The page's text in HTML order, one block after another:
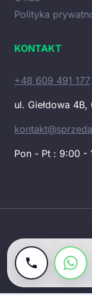
Polityka
KONTAKT
+48 609 491 177
ul. Giełdowa 4B,
Pon - Pt : 9:00 -
© 2026